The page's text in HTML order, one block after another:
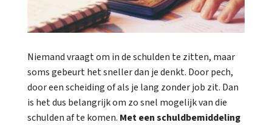
Niemand vraagt om in de schulden te zitten, maar
soms gebeurt het sneller dan je denkt. Door pech,
door een scheiding of als je lang zonder job zit. Dan
is het dus belangrijk om zo snel mogelijk van die
schulden af te komen. Met een schuldbemiddeling